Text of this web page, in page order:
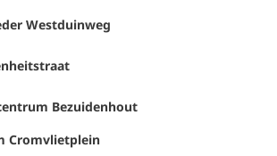
Westduinweg
Bezuidenhout
Cromvlietplein